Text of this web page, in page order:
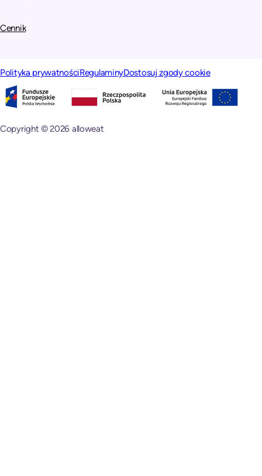
Cennik
Copyright © 2026 alloweat
Polityka prywatnościRegulaminyDostosuj zgody cookie